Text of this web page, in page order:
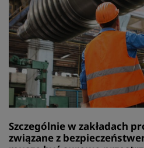
Szczególnie w zakładach
związane z